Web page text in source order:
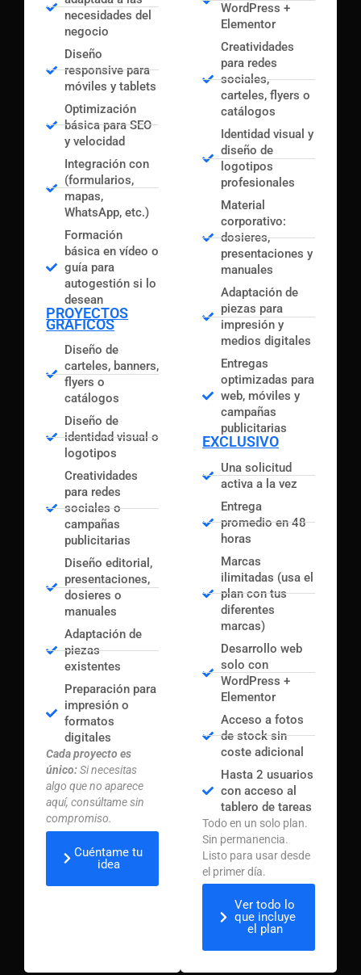
necesidades del
negocio
Diseño
responsive para
móviles y tablets
Optimización
básica para SEO
y velocidad
Integración con
(formularios,
mapas,
WhatsApp, etc.)
Formación
básica en vídeo o
guía para
autogestión si lo
desean
PROYECTOS
GRÁFICOS
Diseño de
carteles, banners,
flyers o
catálogos
Diseño de
identidad visual o
logotipos
Creatividades
para redes
sociales o
campañas
publicitarias
Diseño editorial,
presentaciones,
dosieres o
manuales
Adaptación de
piezas
existentes
Preparación para
impresión o
formatos
digitales
Cada proyecto es
único:Si necesitas
algo que no aparece
aquí, consúltame sin
compromiso.
Cuéntame tu
idea
WordPress +
Elementor
Creatividades
para redes
sociales,
carteles, flyers o
catálogos
Identidad visual y
diseño de
logotipos
profesionales
Material
corporativo:
dosieres,
presentaciones y
manuales
Adaptación de
piezas para
impresión y
medios digitales
Entregas
optimizadas para
web, móviles y
campañas
publicitarias
EXCLUSIVO
Una solicitud
activa a la vez
Entrega
promedio en 48
horas
Marcas
ilimitadas (usa el
plan con tus
diferentes
marcas)
Desarrollo web
solo con
WordPress +
Elementor
Acceso a fotos
de stock sin
coste adicional
Hasta 2 usuarios
con acceso al
tablero de tareas
Todo en un solo plan.
Sin permanencia.
Listo para usar desde
el primer día.
Ver todo lo
que incluye
el plan